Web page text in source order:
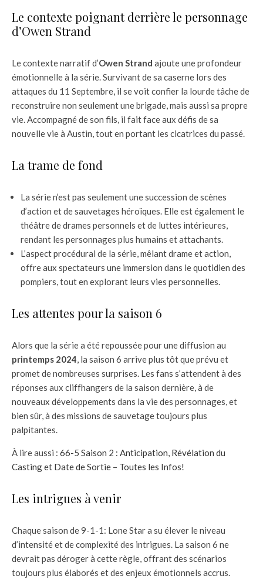
Le contexte poignant derrière le personnage
d’Owen Strand
Le contexte narratif d’Owen Strand ajoute une profondeur
émotionnelle à la série. Survivant de sa caserne lors des
attaques du 11 Septembre, il se voit confier la lourde tâche de
reconstruire non seulement une brigade, mais aussi sa propre
vie. Accompagné de son fils, il fait face aux défis de sa
nouvelle vie à Austin, tout en portant les cicatrices du passé.
La trame de fond
La série n’est pas seulement une succession de scènes
d’action et de sauvetages héroïques. Elle est également le
théâtre de drames personnels et de luttes intérieures,
rendant les personnages plus humains et attachants.
L’aspect procédural de la série, mêlant drame et action,
offre aux spectateurs une immersion dans le quotidien des
pompiers, tout en explorant leurs vies personnelles.
Les attentes pour la saison 6
Alors que la série a été repoussée pour une diffusion au
printemps 2024, la saison 6 arrive plus tôt que prévu et
promet de nombreuses surprises. Les fans s’attendent à des
réponses aux cliffhangers de la saison dernière, à de
nouveaux développements dans la vie des personnages, et
bien sûr, à des missions de sauvetage toujours plus
palpitantes.
À lire aussi : 66-5 Saison 2 : Anticipation, Révélation du
Casting et Date de Sortie – Toutes les Infos!
Les intrigues à venir
Chaque saison de 9-1-1: Lone Star a su élever le niveau
d’intensité et de complexité des intrigues. La saison 6 ne
devrait pas déroger à cette règle, offrant des scénarios
toujours plus élaborés et des enjeux émotionnels accrus.